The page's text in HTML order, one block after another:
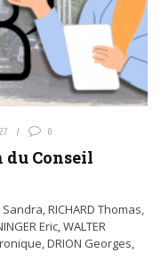
0
du Conseil
Sandra, RICHARD Thomas,
Eric, WALTER
DRION Georges,